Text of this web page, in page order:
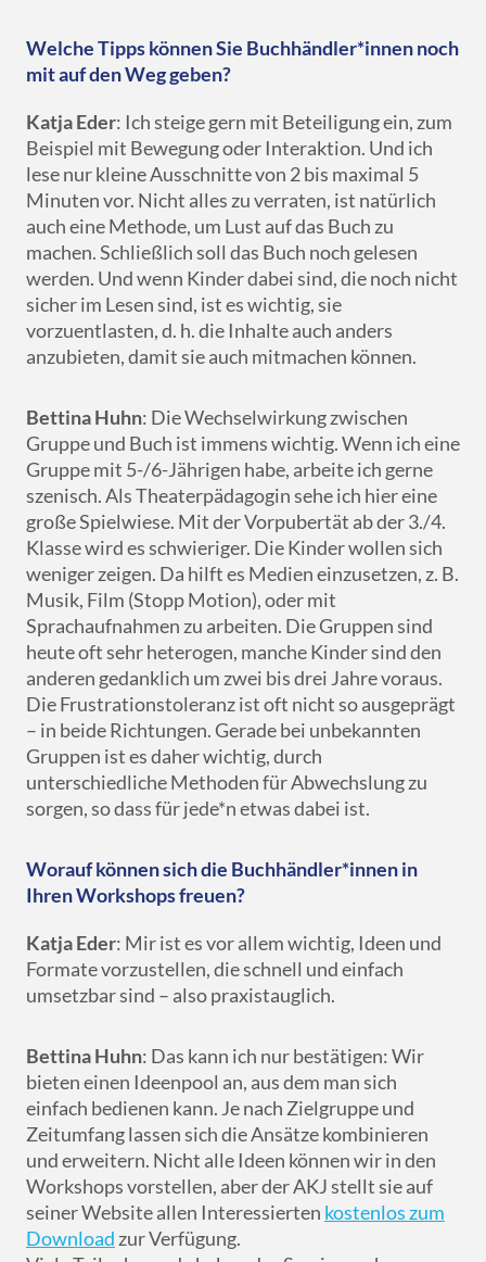
Welche Tipps können Sie Buchhändler*innen noch
mit auf den Weg geben?
Katja Eder: Ich steige gern mit Beteiligung ein, zum
Beispiel mit Bewegung oder Interaktion. Und ich
lese nur kleine Ausschnitte von 2 bis maximal 5
Minuten vor. Nicht alles zu verraten, ist natürlich
auch eine Methode, um Lust auf das Buch zu
machen. Schließlich soll das Buch noch gelesen
werden. Und wenn Kinder dabei sind, die noch nicht
sicher im Lesen sind, ist es wichtig, sie
vorzuentlasten, d. h. die Inhalte auch anders
anzubieten, damit sie auch mitmachen können.
Bettina Huhn: Die Wechselwirkung zwischen
Gruppe und Buch ist immens wichtig. Wenn ich eine
Gruppe mit 5-/6-Jährigen habe, arbeite ich gerne
szenisch. Als Theaterpädagogin sehe ich hier eine
große Spielwiese. Mit der Vorpubertät ab der 3./4.
Klasse wird es schwieriger. Die Kinder wollen sich
weniger zeigen. Da hilft es Medien einzusetzen, z. B.
Musik, Film (Stopp Motion), oder mit
Sprachaufnahmen zu arbeiten. Die Gruppen sind
heute oft sehr heterogen, manche Kinder sind den
anderen gedanklich um zwei bis drei Jahre voraus.
Die Frustrationstoleranz ist oft nicht so ausgeprägt
– in beide Richtungen. Gerade bei unbekannten
Gruppen ist es daher wichtig, durch
unterschiedliche Methoden für Abwechslung zu
sorgen, so dass für jede*n etwas dabei ist.
Worauf können sich die Buchhändler*innen in
Ihren Workshops freuen?
Katja Eder: Mir ist es vor allem wichtig, Ideen und
Formate vorzustellen, die schnell und einfach
umsetzbar sind – also praxistauglich.
Bettina Huhn: Das kann ich nur bestätigen: Wir
bieten einen Ideenpool an, aus dem man sich
einfach bedienen kann. Je nach Zielgruppe und
Zeitumfang lassen sich die Ansätze kombinieren
und erweitern. Nicht alle Ideen können wir in den
Workshops vorstellen, aber der AKJ stellt sie auf
seiner Website allen Interessierten kostenlos zum
Download zur Verfügung.